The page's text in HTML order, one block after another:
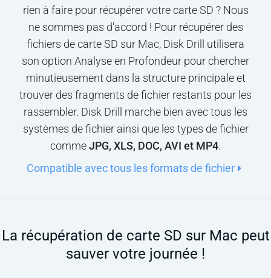
rien à faire pour récupérer votre carte SD ? Nous
ne sommes pas d'accord ! Pour récupérer des
fichiers de carte SD sur Mac, Disk Drill utilisera
son option Analyse en Profondeur pour chercher
minutieusement dans la structure principale et
trouver des fragments de fichier restants pour les
rassembler. Disk Drill marche bien avec tous les
systèmes de fichier ainsi que les types de fichier
commeJPG, XLS, DOC, AVI et MP4.
Compatible avec tous les formats de fichier
La récupération de carte SD sur Mac peut
sauver votre journée !